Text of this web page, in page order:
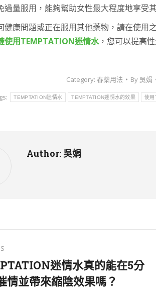
過量服用，能夠幫助女性最大程度地享受
健康問題或正在服用其他藥物，請在使用
使用TEMPTATION迷情水，您可以提高
Category: 春藥用法 By 吳娟
TEMPTATION迷情水 TEMPTATION迷情水的效果 使用
Author: 吳娟
迷情水真的能在5分
情並帶來縮陰效果嗎？